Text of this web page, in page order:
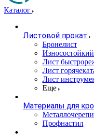
Каталог
Листовой прокат
Бронелист
Лист
Лист
Лист
Еще
Материалы для
Профнастил